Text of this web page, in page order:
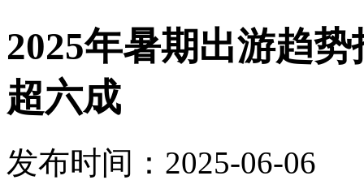
2025年暑期出游趋
超六成
发布时间：2025-06-06